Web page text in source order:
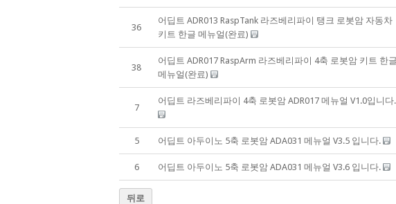
36
어딥트 ADR013 RaspTank 라즈베리파이 탱크 로봇암 자동차
키트 한글 메뉴얼(완료)
38
어딥트 ADR017 RaspArm 라즈베리파이 4축 로봇암 키트 한글
메뉴얼(완료)
7
어딥트 라즈베리파이 4축 로봇암 ADR017 메뉴얼 V1.0입니다.
5 어딥트 아두이노 5축 로봇암 ADA031 메뉴얼 V3.5 입니다.
6 어딥트 아두이노 5축 로봇암 ADA031 메뉴얼 V3.6 입니다.
뒤로